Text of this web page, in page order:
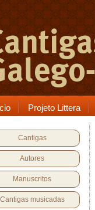
Projeto Littera
Cantigas
Autores
Manuscritos
Cantigas musicadas